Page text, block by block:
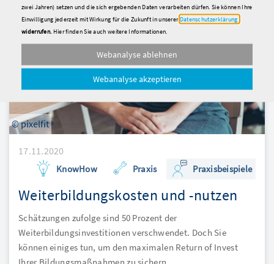
© pixelfit
17.11.2020
KnowHow Praxis Praxisbeispiele
Weiterbildungskosten und -nutzen
Schätzungen zufolge sind 50 Prozent der
Weiterbildungsinvestitionen verschwendet. Doch Sie
können einiges tun, um den maximalen Return of Invest
zwei Jahren) setzen und die sich ergebenden Daten verarbeiten dürfen. Sie können Ihre
Einwilligung jederzeit mit Wirkung für die Zukunft in unserer Datenschutzerklärung
widerrufen.Hier finden Sie auch weitere Informationen.
Webanalyse ablehnen
Webanalyse akzeptieren